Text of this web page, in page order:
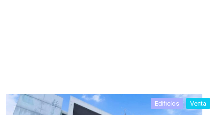
Edificios Venta